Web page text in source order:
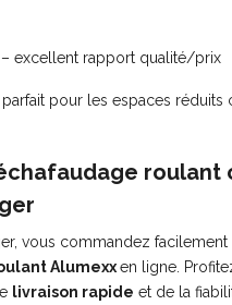
– excellent rapport qualité/prix
parfait pour les espaces
roulant
vous commandez facilement
Alumexxen ligne.
livraison rapide et de la